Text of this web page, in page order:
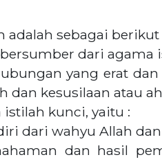
sebagai berikut
dari agama
yang erat
dan kesusilaan atau
kunci, yaitu :
dari wahyu Allah
dan hasil